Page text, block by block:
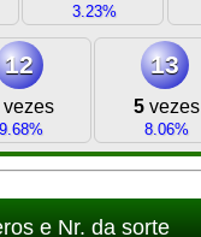
3.23%
12
vezes
9.68%
13
5 vezes
8.06%
e Nr. da sorte